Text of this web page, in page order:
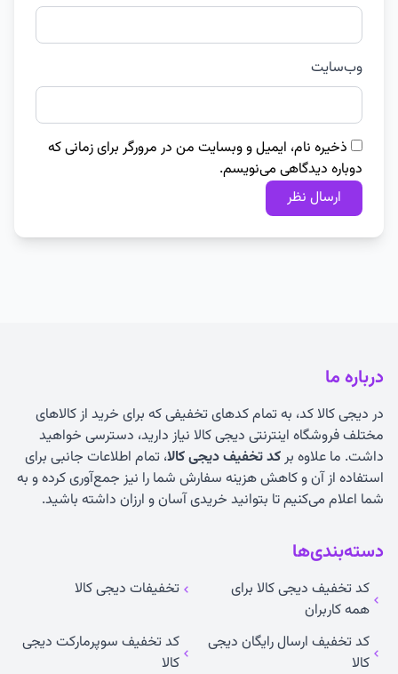
وب‌سایت
ذخیره نام، ایمیل و وبسایت من در مرورگر برای زمانی که
دوباره دیدگاهی می‌نویسم.
درباره ما
در دیجی کالا کد، به تمام کدهای تخفیفی که برای خرید از کالاهای
مختلف فروشگاه اینترنتی دیجی کالا نیاز دارید، دسترسی خواهید
داشت. ما علاوه برکد تخفیف دیجی کالا، تمام اطلاعات جانبی برای
استفاده از آن و کاهش هزینه سفارش شما را نیز جمع‌آوری کرده و به
شما اعلام می‌کنیم تا بتوانید خریدی آسان و ارزان داشته باشید.
دسته‌بندی‌ها
کد تخفیف دیجی کالا برای
همه کاربران
تخفیفات دیجی کالا
کد تخفیف ارسال رایگان دیجی
کالا
کد تخفیف سوپرمارکت دیجی
کالا